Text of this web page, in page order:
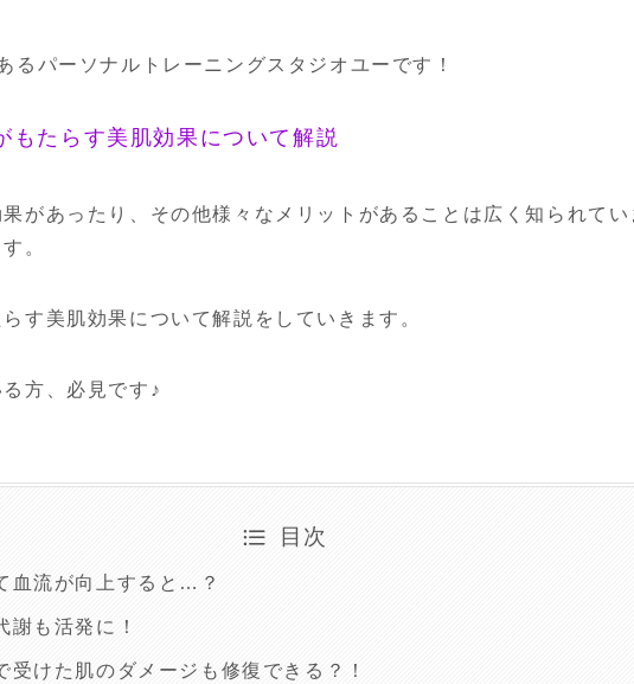
るパーソナルトレーニングスタジオユーです！
たらす美肌効果について解説
があったり、その他様々なメリットがあることは広く知られて
。
す美肌効果について解説をしていきます。
方、必見です♪
目次
血流が向上すると…？
謝も活発に！
受けた肌のダメージも修復できる？！